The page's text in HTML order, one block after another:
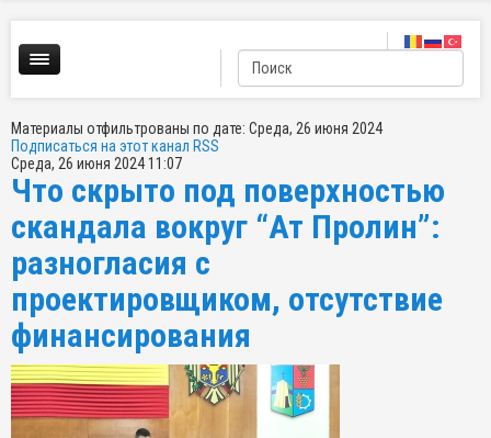
Материалы отфильтрованы по дате: Среда, 26 июня 2024
Подписаться на этот канал RSS
Среда, 26 июня 2024 11:07
Что скрыто под поверхностью
скандала вокруг “Ат Пролин”:
разногласия с
проектировщиком, отсутствие
финансирования